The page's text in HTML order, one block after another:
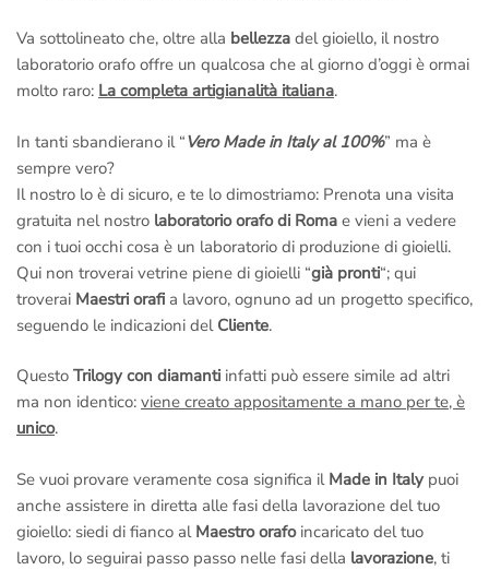
della scalinata di Trinità dei Monti – Piazza di Spagna)ci
raggiungi con la Metro A scendendo alla fermata Piazza di
Spagna.
– Per motivi di Privacy e di Sicurezza riceviamo solo ed
esclusivamente su appuntamento, ci riserviamo inoltre il diritto
di selezione all’ingresso.
Va sottolineato che, oltre alla bellezza del gioiello, il nostro
laboratorio orafo offre un qualcosa che al giorno d’oggi è ormai
molto raro: La completa artigianalità italiana.
In tanti sbandierano il “Vero Made in Italy al 100%” ma è
sempre vero?
Il nostro lo è di sicuro, e te lo dimostriamo: Prenota una visita
gratuita nel nostro laboratorio orafo di Roma e vieni a vedere
con i tuoi occhi cosa è un laboratorio di produzione di gioielli.
Qui non troverai vetrine piene di gioielli “già pronti“; qui
troverai Maestri orafi a lavoro, ognuno ad un progetto specifico,
seguendo le indicazioni del Cliente.
Questo Trilogy con diamanti infatti può essere simile ad altri
ma non identico: viene creato appositamente a mano per te, è
unico.
Se vuoi provare veramente cosa significa il Made in Italypuoi
anche assistere in diretta alle fasi della lavorazione del tuo
gioiello: siedi di fianco al Maestro orafoincaricato del tuo
lavoro, lo seguirai passo passo nelle fasi della lavorazione, ti